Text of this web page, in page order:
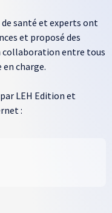
santé et experts ont
et proposé des
collaboration entre tous
charge.
LEH Edition et
: